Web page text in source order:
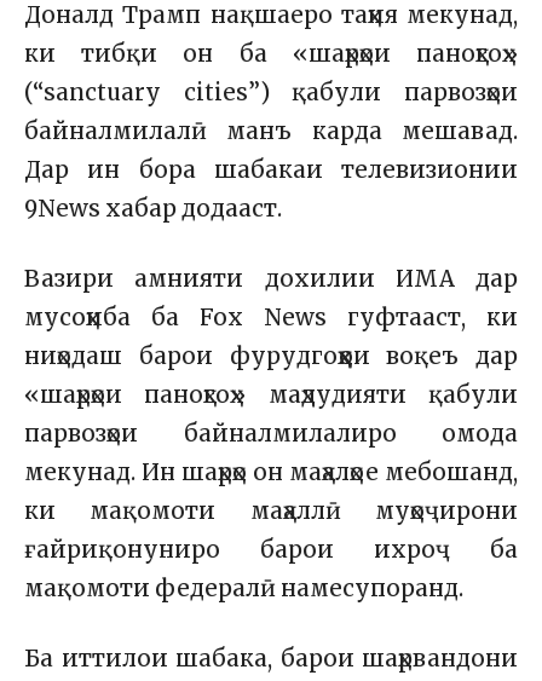
Доналд Трамп нақшаеро таҳия мекунад,
ки тибқи он ба «шаҳрҳои паноҳгоҳ»
(“sanctuary cities”) қабули парвозҳои
байналмилалӣ манъ карда мешавад.
Дар ин бора шабакаи телевизионии
9News хабар додааст.
Вазири амнияти дохилии ИМА дар
мусоҳиба ба Fox News гуфтааст, ки
ниҳодаш барои фурудгоҳҳои воқеъ дар
«шаҳрҳои паноҳгоҳ» маҳдудияти қабули
парвозҳои байналмилалиро омода
мекунад. Ин шаҳрҳо он маҳалҳое мебошанд,
ки мақомоти маҳаллӣ муҳоҷирони
ғайриқонуниро барои ихроҷ ба
мақомоти федералӣ намесупоранд.
Ба иттилои шабака, барои шаҳрвандони